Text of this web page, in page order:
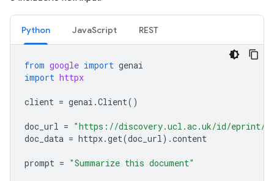
Python JavaScript REST
from google import genai
import httpx
client = genai .Client()
doc_url = "https://discovery.ucl.ac.uk/id/eprint/
doc_data = httpx.get(doc_url) .content
prompt = "Summarize this document"